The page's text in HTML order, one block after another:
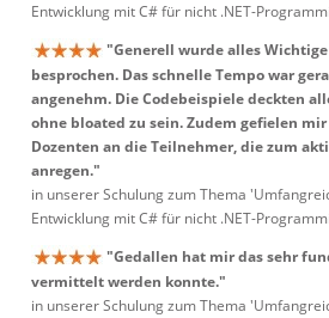
Entwicklung mit C# für nicht .NET-
"Generell wurde alles
besprochen. Das schnelle Tempo war
angenehm. Die Codebeispiele deckten
ohne bloated zu sein. Zudem gefielen
Dozenten an die Teilnehmer, die zum
anregen."
in unserer Schulung zum Thema
Entwicklung mit C# für nicht .NET-
"Gedallen hat mir das sehr
vermittelt werden konnte."
in unserer Schulung zum Thema